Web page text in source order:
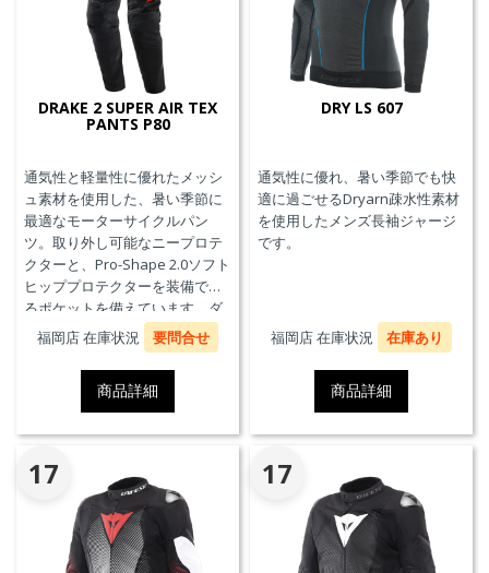
DRAKE 2 SUPER AIR TEX
PANTS P80
通気性と軽量性に優れたメッシ
ュ素材を使用した、暑い季節に
最適なモーターサイクルパン
ツ。取り外し可能なニープロテ
クターと、Pro-Shape 2.0ソフト
ヒッププロテクターを装備でき
るポケットを備えています。ダ
イネーゼのジャケットを接続が
できるファスナーを備えてお
り、AIR FRAME 3 TEX JACKETと
コーディネートが可能です。
福岡店 在庫状況 要問合せ
商品詳細
DRY LS 607
通気性に優れ、暑い季節でも快
適に過ごせるDryarn疎水性素材
を使用したメンズ長袖ジャージ
です。
福岡店 在庫状況 在庫あり
商品詳細
17 17